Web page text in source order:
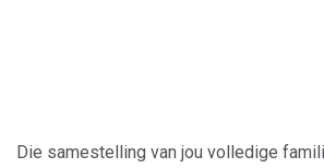
Die samestelling van jou volledige